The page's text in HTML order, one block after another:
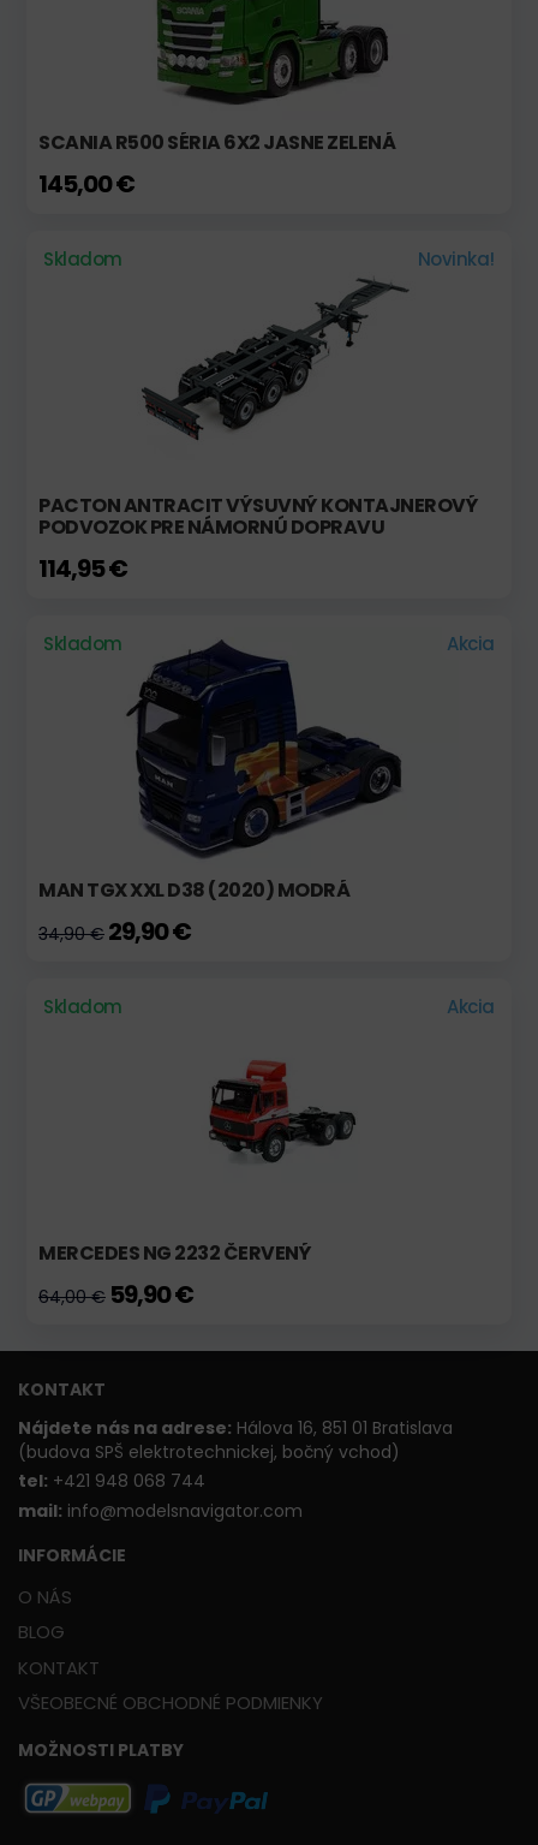
SCANIA R500 SÉRIA 6X2 JASNE ZELENÁ
145,00 €
Skladom Novinka!
PACTON ANTRACIT VÝSUVNÝ KONTAJNEROVÝ
PODVOZOK PRE NÁMORNÚ DOPRAVU
114,95 €
Skladom Akcia
MAN TGX XXL D38 (2020) MODRÁ
34,90 € 29,90 €
Skladom Akcia
MERCEDES NG 2232 ČERVENÝ
64,00 € 59,90 €
KONTAKT
Nájdete nás na adrese: Hálova 16, 851 01 Bratislava
(budova SPŠ elektrotechnickej, bočný vchod)
tel: +421 948 068 744
mail: info@modelsnavigator.com
INFORMÁCIE
O NÁS
BLOG
KONTAKT
VŠEOBECNÉ OBCHODNÉ PODMIENKY
MOŽNOSTI PLATBY